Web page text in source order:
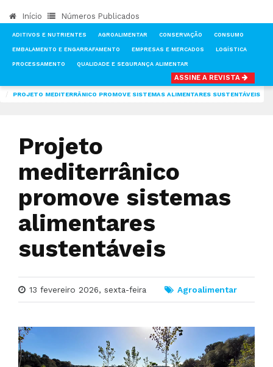
Início Números Publicados
ADITIVOS E NUTRIENTES AGROALIMENTAR CONSERVAÇÃO CONSUMO
EMBALAMENTO E ENGARRAFAMENTO EMPRESAS E MERCADOS LOGÍSTICA
PROCESSAMENTO QUALIDADE E SEGURANÇA ALIMENTAR
ASSINE A REVISTA
PROJETO MEDITERRÂNICO PROMOVE SISTEMAS ALIMENTARES SUSTENTÁVEIS
Projeto
mediterrânico
promove sistemas
alimentares
sustentáveis
13 fevereiro 2026, sexta-feira Agroalimentar